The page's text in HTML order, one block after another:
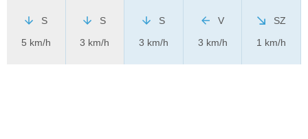
S
5 km/h
S
3 km/h
S
3 km/h
V
3 km/h
SZ
1 km/h